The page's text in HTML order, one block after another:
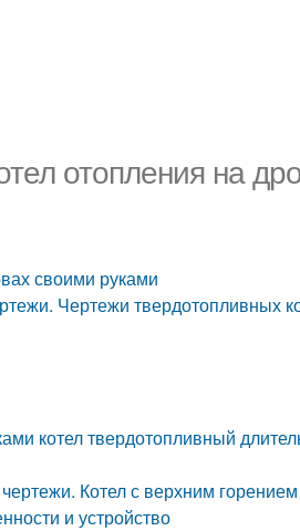
отопления на
своими руками
Чертежи твердотопливных
котел твердотопливный
Котел с верхним горением
и устройство